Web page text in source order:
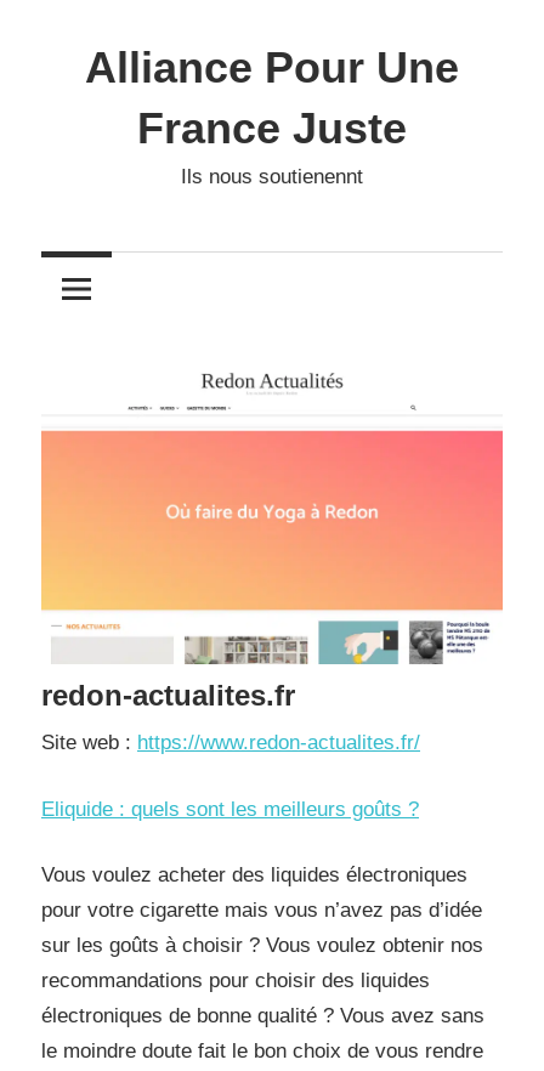
contentAlliance Pour Une
France Juste
Ils nous soutienennt
redon-actualites.fr
Site web : https://www.redon-actualites.fr/
Eliquide : quels sont les meilleurs goûts ?
Vous voulez acheter des liquides électroniques
pour votre cigarette mais vous n’avez pas d’idée
sur les goûts à choisir ? Vous voulez obtenir nos
recommandations pour choisir des liquides
électroniques de bonne qualité ? Vous avez sans
le moindre doute fait le bon choix de vous rendre